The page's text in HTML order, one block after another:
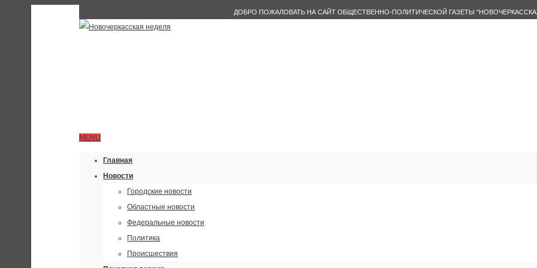
ДОБРО ПОЖАЛОВАТЬ НА САЙТ ОБЩЕСТВЕННО-ПОЛИТИЧЕСКОЙ ГАЗЕТЫ
MENU
Главная
Новости
Городские новости
Областные новости
Федеральные новости
Политика
Происшествия